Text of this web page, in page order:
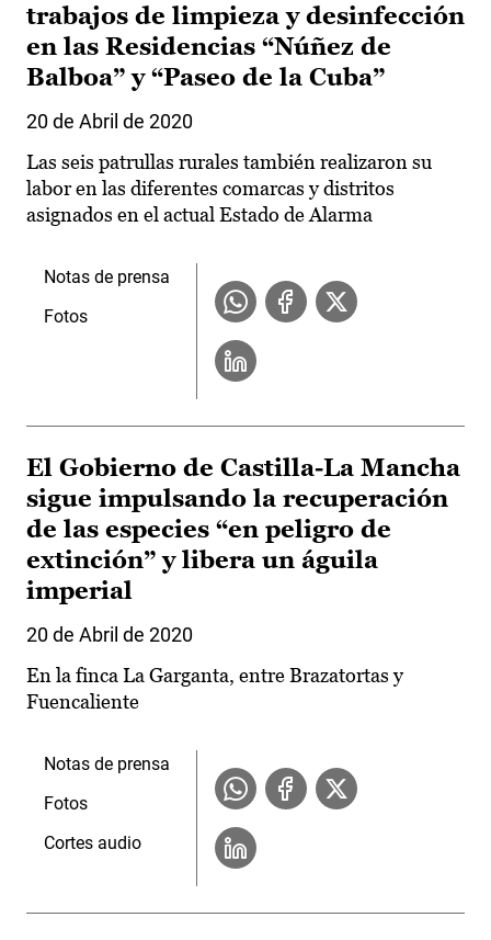
trabajos de limpieza y desinfección
en las Residencias “Núñez de
Balboa” y “Paseo de la Cuba”
20 de Abril de 2020
Las seis patrullas rurales también realizaron su
labor en las diferentes comarcas y distritos
asignados en el actual Estado de Alarma
Notas de prensa
Fotos
El Gobierno de Castilla-La Mancha
sigue impulsando la recuperación
de las especies “en peligro de
extinción” y libera un águila
imperial
20 de Abril de 2020
En la finca La Garganta, entre Brazatortas y
Fuencaliente
Notas de prensa
Fotos
Cortes audio